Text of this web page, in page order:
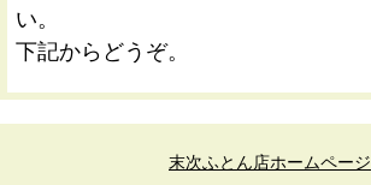
い。
下記からどうぞ。
末次ふとん店ホームページ